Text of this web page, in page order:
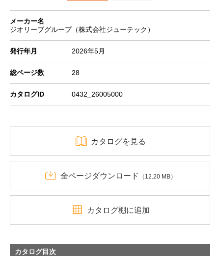
メーカー名
ジオリーブグループ（株式会社ジューテック）
発行年月 2026年5月
総ページ数 28
カタログID 0432_26005000
カタログを見る
全ページダウンロード （12.20 MB）
カタログ棚に追加
カタログ目次